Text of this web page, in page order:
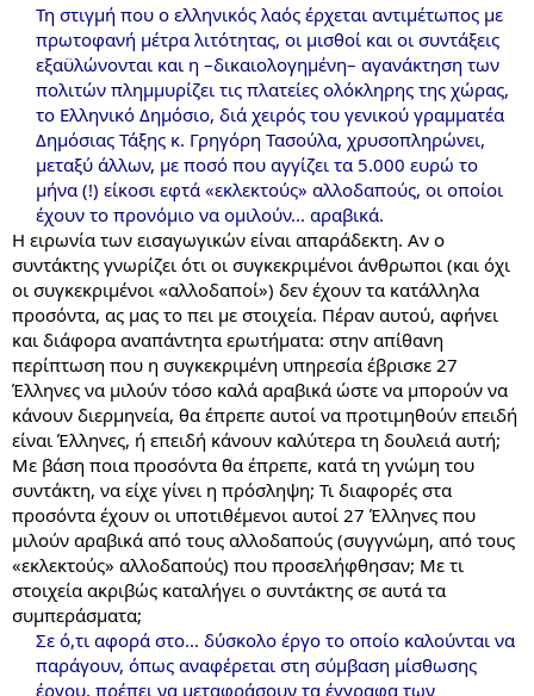
Τη στιγμή που ο ελληνικός λαός έρχεται αντιμέτωπος με
πρωτοφανή μέτρα λιτότητας, οι μισθοί και οι συντάξεις
εξαϋλώνονται και η –δικαιολογημένη– αγανάκτηση των
πολιτών πλημμυρίζει τις πλατείες ολόκληρης της χώρας,
το Ελληνικό Δημόσιο, διά χειρός του γενικού γραμματέα
Δημόσιας Τάξης κ. Γρηγόρη Τασούλα, χρυσοπληρώνει,
μεταξύ άλλων, με ποσό που αγγίζει τα 5.000 ευρώ το
μήνα (!) είκοσι εφτά «εκλεκτούς» αλλοδαπούς, οι οποίοι
έχουν το προνόμιο να ομιλούν... αραβικά.
Η ειρωνία των εισαγωγικών είναι απαράδεκτη. Αν ο
συντάκτης γνωρίζει ότι οι συγκεκριμένοι άνθρωποι (και όχι
οι συγκεκριμένοι «αλλοδαποί») δεν έχουν τα κατάλληλα
προσόντα, ας μας το πει με στοιχεία. Πέραν αυτού, αφήνει
και διάφορα αναπάντητα ερωτήματα: στην απίθανη
περίπτωση που η συγκεκριμένη υπηρεσία έβρισκε 27
Έλληνες να μιλούν τόσο καλά αραβικά ώστε να μπορούν να
κάνουν διερμηνεία, θα έπρεπε αυτοί να προτιμηθούν επειδή
είναι Έλληνες, ή επειδή κάνουν καλύτερα τη δουλειά αυτή;
Με βάση ποια προσόντα θα έπρεπε, κατά τη γνώμη του
συντάκτη, να είχε γίνει η πρόσληψη; Τι διαφορές στα
προσόντα έχουν οι υποτιθέμενοι αυτοί 27 Έλληνες που
μιλούν αραβικά από τους αλλοδαπούς (συγγνώμη, από τους
«εκλεκτούς» αλλοδαπούς) που προσελήφθησαν; Με τι
στοιχεία ακριβώς καταλήγει ο συντάκτης σε αυτά τα
συμπεράσματα;
Σε ό,τι αφορά στο... δύσκολο έργο το οποίο καλούνται να
παράγουν, όπως αναφέρεται στη σύμβαση μίσθωσης
έργου, πρέπει να μεταφράσουν τα έγγραφα των